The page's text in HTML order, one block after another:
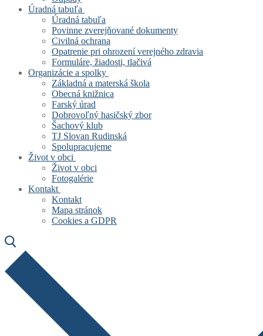
Úradná tabuľa
Úradná tabuľa
Povinne zverejňované dokumenty
Civilná ochrana
Opatrenie pri ohrození verejného zdravia
Formuláre, žiadosti, tlačivá
Organizácie a spolky
Základná a materská škola
Obecná knižnica
Farský úrad
Dobrovoľný hasičský zbor
Šachový klub
TJ Slovan Rudinská
Spolupracujeme
Život v obci
Život v obci
Fotogalérie
Kontakt
Kontakt
Mapa stránok
Cookies a GDPR